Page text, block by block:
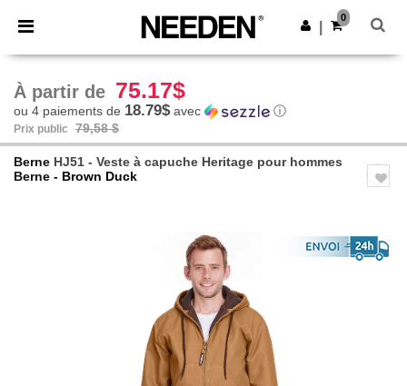
× Appli Needen
Meilleurs prix sur l’app !
Obtenir l'appli
0
À partir de 75.17$
ou 4 paiements de 18.79$avec ⓘ
Prix public 79,58 $
Berne HJ51 - Veste à capuche Heritage pour hommes
Berne - Brown Duck